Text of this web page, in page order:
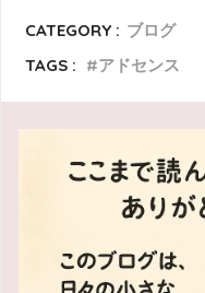
CATEGORY : ブログ
TAGS :
アドセンス